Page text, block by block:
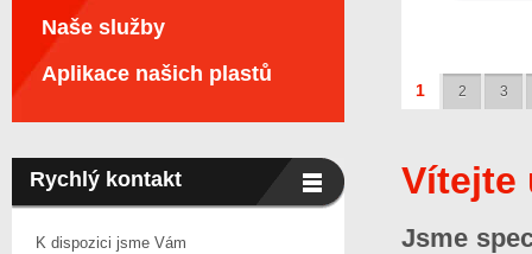
Naše služby
Aplikace našich plastů
Rychlý kontakt
K dispozici jsme Vám
1 2 3
Vítejte
Jsme